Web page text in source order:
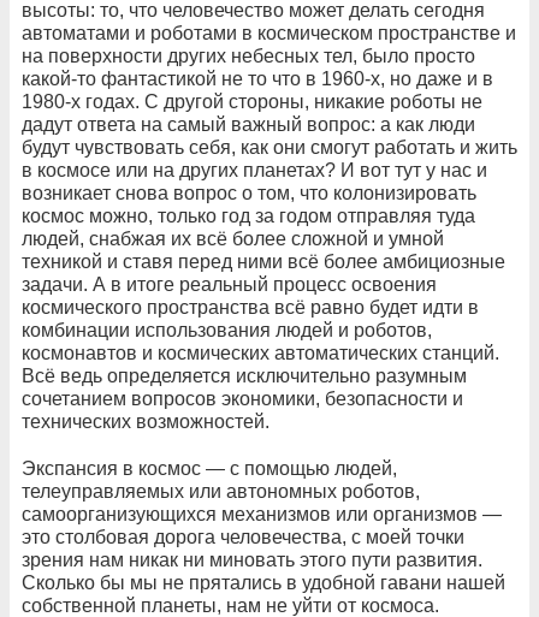
высоты: то, что человечество может делать сегодня
автоматами и роботами в космическом пространстве и
на поверхности других небесных тел, было просто
какой-то фантастикой не то что в 1960-х, но даже и в
1980-х годах. С другой стороны, никакие роботы не
дадут ответа на самый важный вопрос: а как люди
будут чувствовать себя, как они смогут работать и жить
в космосе или на других планетах? И вот тут у нас и
возникает снова вопрос о том, что колонизировать
космос можно, только год за годом отправляя туда
людей, снабжая их всё более сложной и умной
техникой и ставя перед ними всё более амбициозные
задачи. А в итоге реальный процесс освоения
космического пространства всё равно будет идти в
комбинации использования людей и роботов,
космонавтов и космических автоматических станций.
Всё ведь определяется исключительно разумным
сочетанием вопросов экономики, безопасности и
технических возможностей.
Экспансия в космос — с помощью людей,
телеуправляемых или автономных роботов,
самоорганизующихся механизмов или организмов —
это столбовая дорога человечества, с моей точки
зрения нам никак ни миновать этого пути развития.
Сколько бы мы не прятались в удобной гавани нашей
собственной планеты, нам не уйти от космоса.